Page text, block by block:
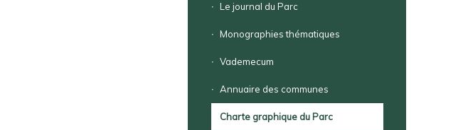
Le journal du Parc
Monographies thématiques
Vademecum
Annuaire des communes
Charte graphique du Parc